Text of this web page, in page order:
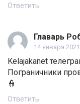
Ответить
Главарь
14 января
Kelajakanet
Пограничники
👮
Ответить